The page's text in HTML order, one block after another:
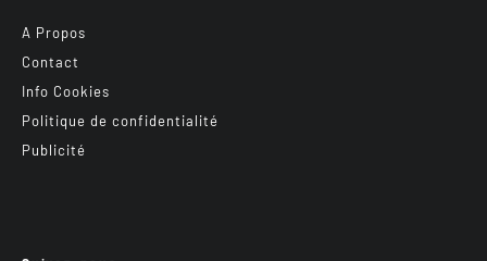
A Propos
Contact
Info Cookies
Politique de confidentialité
Publicité